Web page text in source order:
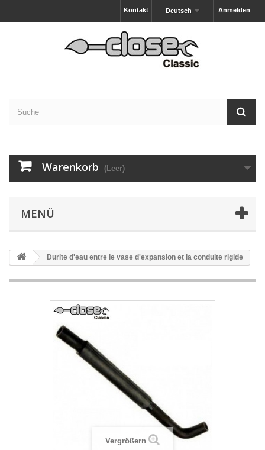
Anmelden
Deutsch
Kontakt
Warenkorb (Leer)
MENÜ
Durite d'eau entre le vase d'expansion et la conduite rigide
Vergrößern